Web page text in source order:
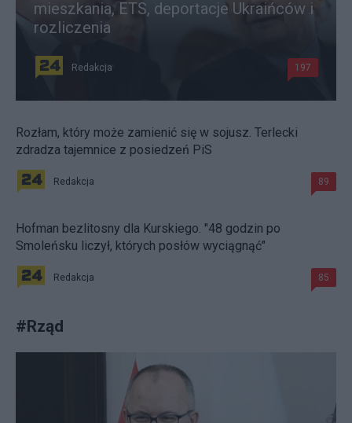
mieszkania, ETS, deportacje Ukraińców i
rozliczenia
Redakcja 197
Rozłam, który może zamienić się w sojusz. Terlecki
zdradza tajemnice z posiedzeń PiS
Redakcja 89
Hofman bezlitosny dla Kurskiego. "48 godzin po
Smoleńsku liczył, których posłów wyciągnąć"
Redakcja 85
#Rząd